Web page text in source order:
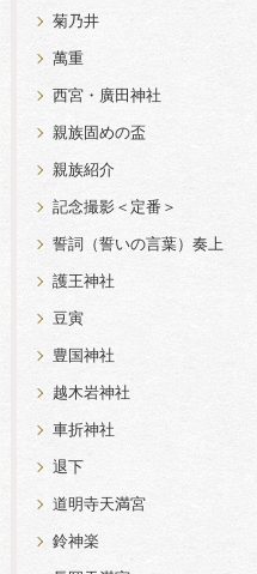
菊乃井
萬重
西宮・廣田神社
親族固めの盃
親族紹介
記念撮影＜定番＞
誓詞（誓いの言葉）奏上
護王神社
豆寅
豊国神社
越木岩神社
車折神社
退下
道明寺天満宮
鈴神楽